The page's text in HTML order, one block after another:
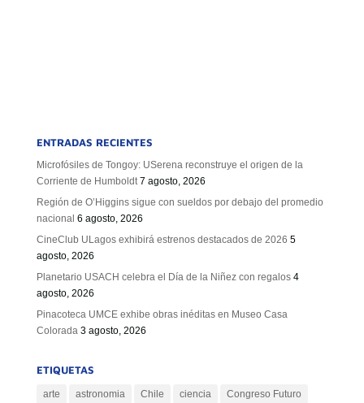
ENTRADAS RECIENTES
Microfósiles de Tongoy: USerena reconstruye el origen de la
Corriente de Humboldt 7 agosto, 2026
Región de O’Higgins sigue con sueldos por debajo del promedio
nacional 6 agosto, 2026
CineClub ULagos exhibirá estrenos destacados de 2026 5
agosto, 2026
Planetario USACH celebra el Día de la Niñez con regalos 4
agosto, 2026
Pinacoteca UMCE exhibe obras inéditas en Museo Casa
Colorada 3 agosto, 2026
ETIQUETAS
arte astronomia Chile ciencia
Congreso Futuro